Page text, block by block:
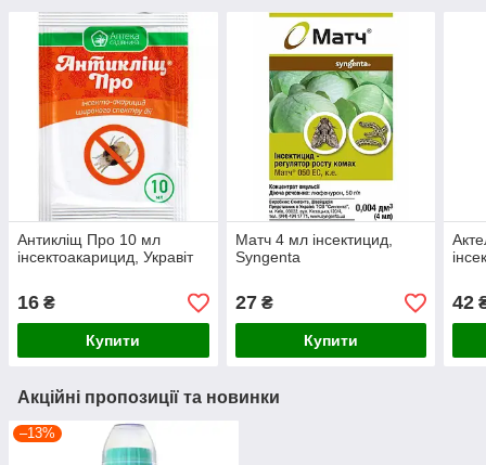
Антикліщ Про 10 мл
інсектоакарицид, Укравіт
16 ₴
Купити
Матч 4 мл інсектицид,
Syngenta
27₴
Купити
42
Акційні пропозиції та новинки
–13%